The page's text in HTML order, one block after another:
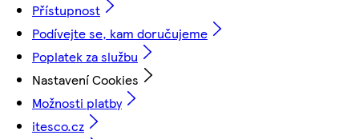
Přístupnost
Podívejte se, kam doručujeme
Poplatek za službu
Nastavení Cookies
Možnosti platby
itesco.cz